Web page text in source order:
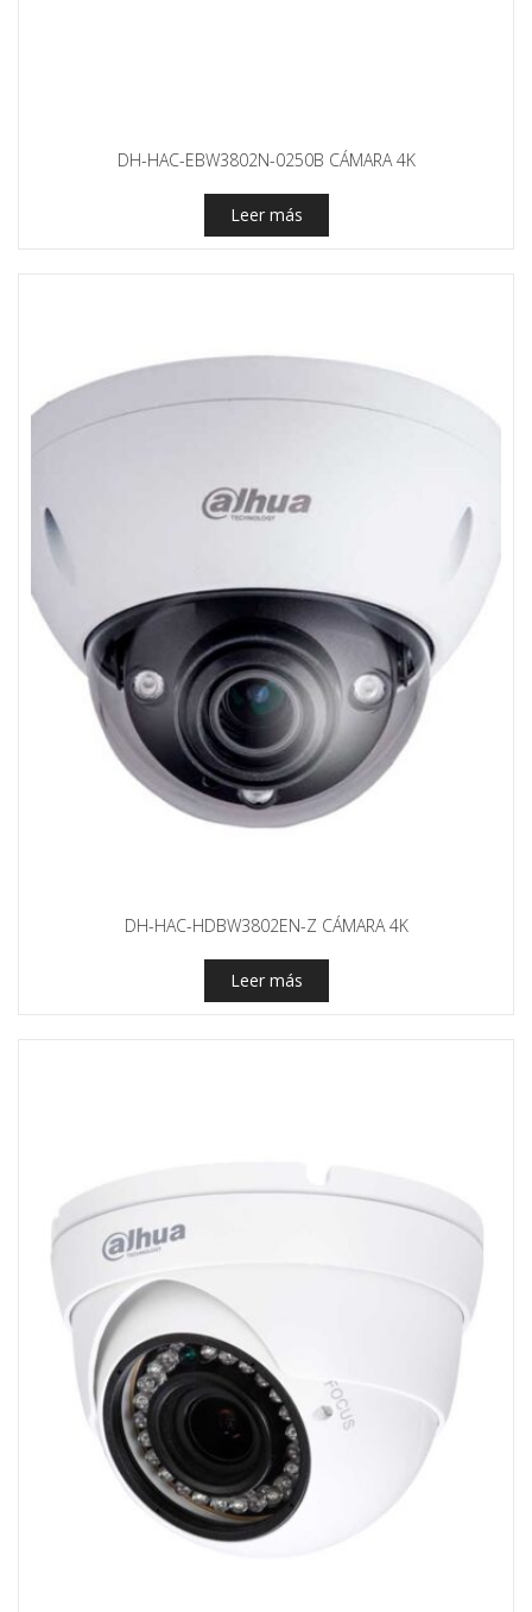
DH-HAC-EBW3802N-0250B CÁMARA 4K
Leer más
DH-HAC-HDBW3802EN-Z CÁMARA 4K
Leer más